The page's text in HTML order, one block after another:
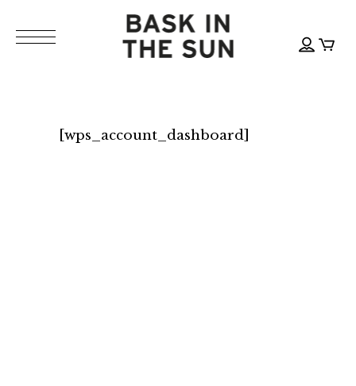
[wps_account_dashboard]